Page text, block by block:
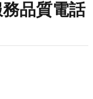
品質電話